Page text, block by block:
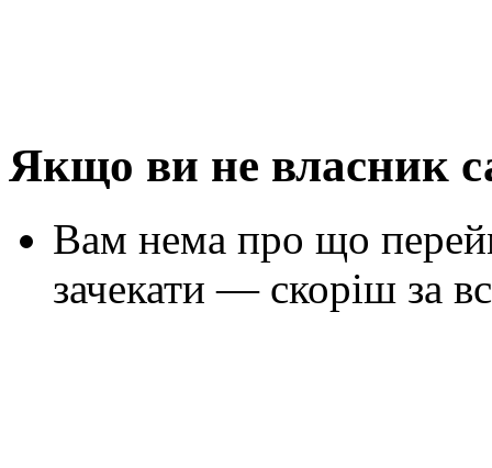
Якщо ви не власник
Вам нема про що
зачекати — скоріш за